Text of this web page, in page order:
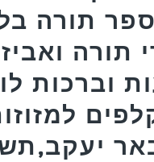
תורה
תורה
וברכות